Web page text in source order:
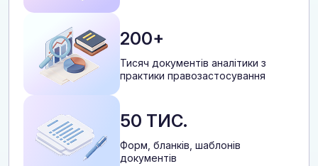
200+
Тисяч документів аналітики з
практики правозастосування
50 ТИС.
Форм, бланків, шаблонів
документів